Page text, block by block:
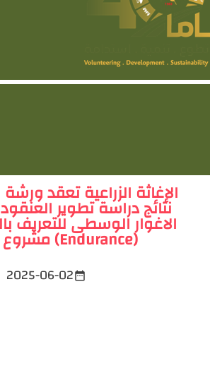
الإغاثة الزراعية تعقد
نتائج دراسة تطوير
الاغوار الوسطى للتعريف
مشروع التحمل (Endurance)
2025-06-02date_range